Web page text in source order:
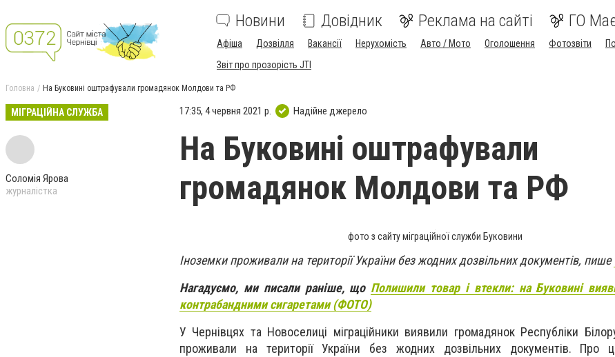
Новини Довідник Реклама на сайті ГО
Афіша Дозвілля Вакансії Нерухомість Авто / Мото Оголошення Фотозвіти
Звіт про прозорість JTI
Головна На Буковині оштрафували громадянок Молдови та РФ
МІГРАЦІЙНА СЛУЖБА
Соломія Ярова
журналістка
17:35, 4 червня 2021 р. Надійне джерело
На Буковині оштрафували
громадянок Молдови та РФ
фото з сайту міграційної служби Буковини
Іноземки проживали на території України без жодних дозвільних документів, пише
Нагадуємо, ми писали раніше, що Полишили товар і втекли: на Буковині
контрабандними сигаретами (ФОТО)
У Чернівцях та Новоселиці міграційники виявили громадянок Республіки
проживали на території України без жодних дозвільних документів. Про